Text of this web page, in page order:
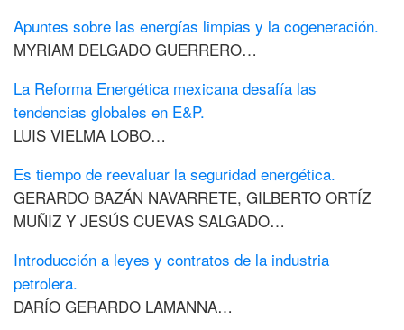
Apuntes sobre las energías limpias y la cogeneración.
MYRIAM DELGADO GUERRERO…
La Reforma Energética mexicana desafía las
tendencias globales en E&P.
LUIS VIELMA LOBO…
Es tiempo de reevaluar la seguridad energética.
GERARDO BAZÁN NAVARRETE, GILBERTO ORTÍZ
MUÑIZ Y JESÚS CUEVAS SALGADO…
Introducción a leyes y contratos de la industria
petrolera.
DARÍO GERARDO LAMANNA…